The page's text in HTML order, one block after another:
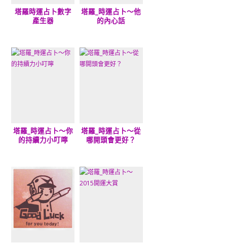
塔羅時運占卜數字
產生器
塔羅_時運占卜～他
的內心話
塔羅_時運占卜～你
的持續力小叮嚀
塔羅_時運占卜～從
哪開頭會更好？